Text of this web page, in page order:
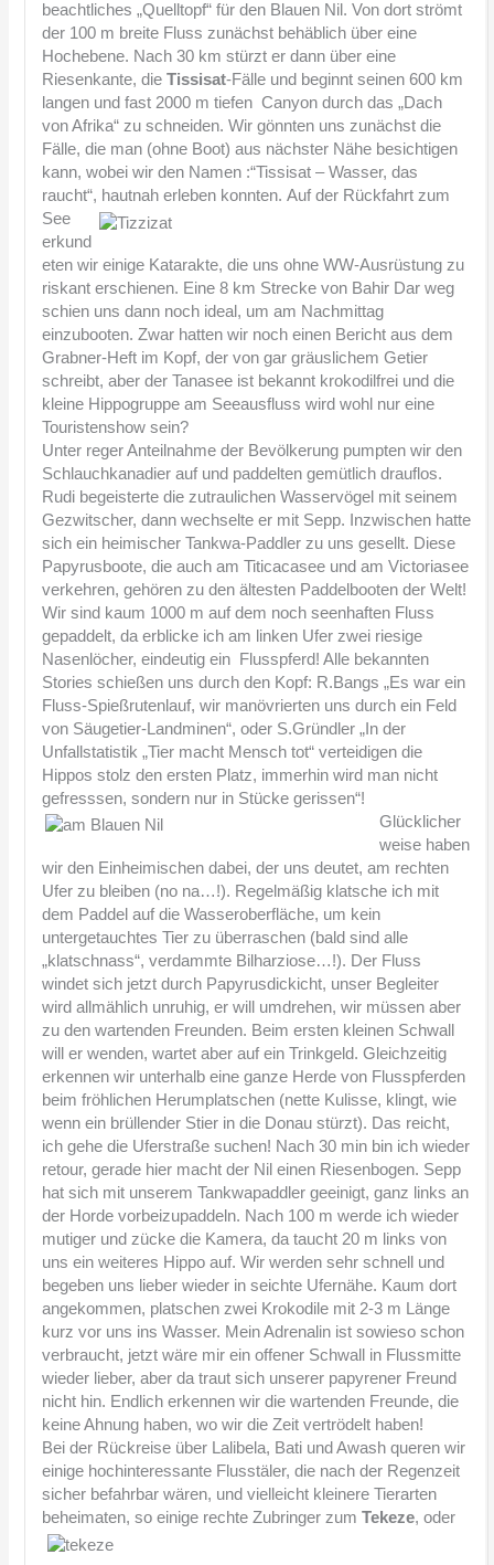
beachtliches „Quelltopf“ für den Blauen Nil. Von dort strömt
der 100 m breite Fluss zunächst behäblich über eine
Hochebene. Nach 30 km stürzt er dann über eine
Riesenkante, dieTissisat-Fälle und beginnt seinen 600 km
langen und fast 2000 m tiefen Canyon durch das „Dach
von Afrika“ zu schneiden. Wir gönnten uns zunächst die
Fälle, die man (ohne Boot) aus nächster Nähe besichtigen
kann, wobei wir den Namen :“Tissisat – Wasser, das
raucht“, hautnah erleben konnten.Auf der Rückfahrt zum
See
erkund
eten wir einige Katarakte, die uns ohne WW-Ausrüstung zu
riskant erschienen. Eine 8 km Strecke von Bahir Dar weg
schien uns dann noch ideal, um am Nachmittag
einzubooten. Zwar hatten wir noch einen Bericht aus dem
Grabner-Heft im Kopf, der von gar gräuslichem Getier
schreibt, aber der Tanasee ist bekannt krokodilfrei und die
kleine Hippogruppe am Seeausfluss wird wohl nur eine
Touristenshow sein?
Unter reger Anteilnahme der Bevölkerung pumpten wir den
Schlauchkanadier auf und paddelten gemütlich drauflos.
Rudi begeisterte die zutraulichen Wasservögel mit seinem
Gezwitscher, dann wechselte er mit Sepp. Inzwischen hatte
sich ein heimischer Tankwa-Paddler zu uns gesellt. Diese
Papyrusboote, die auch am Titicacasee und am Victoriasee
verkehren, gehören zu den ältesten Paddelbooten der Welt!
Wir sind kaum 1000 m auf dem noch seenhaften Fluss
gepaddelt, da erblicke ich am linken Ufer zwei riesige
Nasenlöcher, eindeutig ein Flusspferd! Alle bekannten
Stories schießen uns durch den Kopf: R.Bangs „Es war ein
Fluss-Spießrutenlauf, wir manövrierten uns durch ein Feld
von Säugetier-Landminen“, oder S.Gründler „In der
Unfallstatistik „Tier macht Mensch tot“ verteidigen die
Hippos stolz den ersten Platz, immerhin wird man nicht
gefresssen, sondern nur in Stücke gerissen“!
Glücklicher
weise haben
wir den Einheimischen dabei, der uns deutet, am rechten
Ufer zu bleiben (no na…!). Regelmäßig klatsche ich mit
dem Paddel auf die Wasseroberfläche, um kein
untergetauchtes Tier zu überraschen (bald sind alle
„klatschnass“, verdammte Bilharziose…!). Der Fluss
windet sich jetzt durch Papyrusdickicht, unser Begleiter
wird allmählich unruhig, er will umdrehen, wir müssen aber
zu den wartenden Freunden. Beim ersten kleinen Schwall
will er wenden, wartet aber auf ein Trinkgeld. Gleichzeitig
erkennen wir unterhalb eine ganze Herde von Flusspferden
beim fröhlichen Herumplatschen (nette Kulisse, klingt, wie
wenn ein brüllender Stier in die Donau stürzt). Das reicht,
ich gehe die Uferstraße suchen! Nach 30 min bin ich wieder
retour, gerade hier macht der Nil einen Riesenbogen. Sepp
hat sich mit unserem Tankwapaddler geeinigt, ganz links an
der Horde vorbeizupaddeln. Nach 100 m werde ich wieder
mutiger und zücke die Kamera, da taucht 20 m links von
uns ein weiteres Hippo auf. Wir werden sehr schnell und
begeben uns lieber wieder in seichte Ufernähe. Kaum dort
angekommen, platschen zwei Krokodile mit 2-3 m Länge
kurz vor uns ins Wasser. Mein Adrenalin ist sowieso schon
verbraucht, jetzt wäre mir ein offener Schwall in Flussmitte
wieder lieber, aber da traut sich unserer papyrener Freund
nicht hin. Endlich erkennen wir die wartenden Freunde, die
keine Ahnung haben, wo wir die Zeit vertrödelt haben!
Bei der Rückreise über Lalibela, Bati und Awash queren wir
einige hochinteressante Flusstäler, die nach der Regenzeit
sicher befahrbar wären, und vielleicht kleinere Tierarten
beheimaten, so einige rechte Zubringer zumTekeze, oder